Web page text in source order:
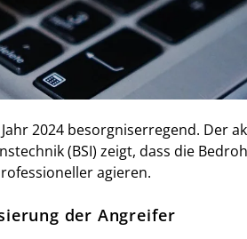
2024 besorgniserregend. Der
(BSI) zeigt, dass die
agieren.
der Angreifer